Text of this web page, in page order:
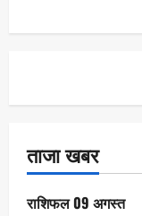
ताजा खबर
राशिफल 09 अगस्त